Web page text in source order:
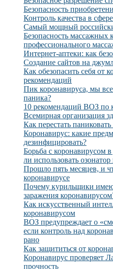
Безопасность
Контроль качества в
Самый мощный
Безопасность массажных
профессионального
Интернет-аптеки: как
Создание сайтов на
Как обезопасить себя от
рекомендаций
Пик коронавируса, мы
паника?
10 рекомендаций ВОЗ по
Всемирная организация
Как перестать
Коронавирус: какие
дезинфицировать?
Борьба с коронавирусом
ли использовать
Прошло пять месяцев, и
коронавирусе
Почему курильщики
заражения
Как искусственный
коронавирусом
ВОЗ предупреждает о
если контроль над
рано
Как защититься от
Коронавирус проверяет
прочность